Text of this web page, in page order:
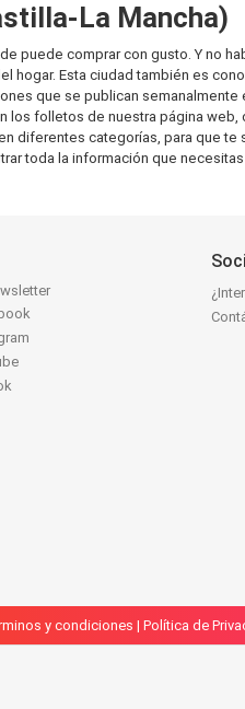
La Mancha)
puede comprar con gusto. Y
Esta ciudad también es
que se publican
folletos de nuestra página
diferentes categorías, para que
toda la información que
y condiciones | Política de